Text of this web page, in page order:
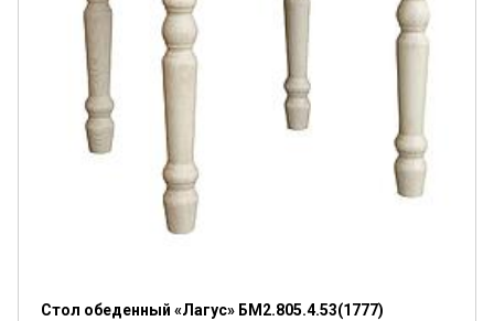
обработки персональных данных и
согласен на их обработку.
Стол обеденный «Лагус» БМ2.805.4.53(1777)